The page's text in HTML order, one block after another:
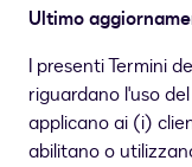
Ultimo
I presenti Termini
riguardano l'uso
applicano ai (i)
abilitano o